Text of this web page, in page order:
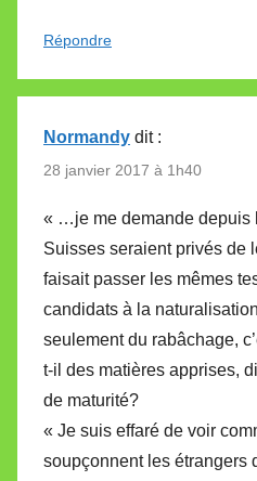
Répondre
Normandy dit :
28 janvier 2017 à 1h40
« …je me demande depuis
Suisses seraient privés de
faisait passer les mêmes
candidats à la
seulement du rabâchage,
t-il des matières apprises,
de maturité?
« Je suis effaré de voir
soupçonnent les étrangers